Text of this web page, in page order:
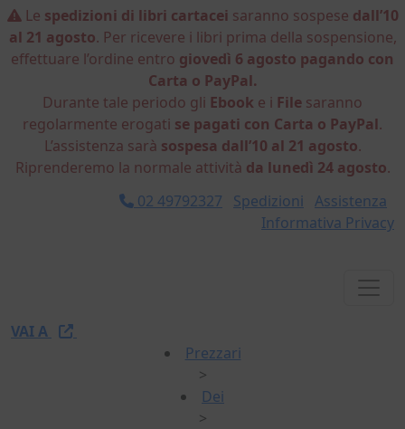
Le spedizioni di libri cartacei saranno sospese dall’10
al 21 agosto. Per ricevere i libri prima della sospensione,
effettuare l’ordine entro giovedì 6 agosto pagando con
Carta o PayPal.
Durante tale periodo gli Ebook e i File saranno
regolarmente erogati se pagati con Carta o PayPal.
L’assistenza sarà sospesa dall’10 al 21 agosto.
Riprenderemo la normale attività da lunedì 24 agosto.
02 49792327
Spedizioni Assistenza
Informativa Privacy
VAI A
Prezzari
>
Dei
>